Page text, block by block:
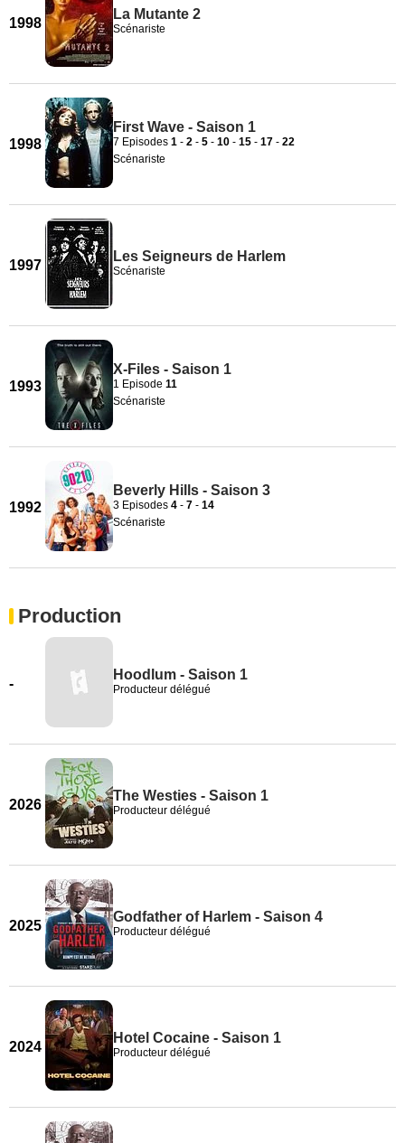
1998
La Mutante 2
Scénariste
1998
First Wave - Saison 1
7 Episodes 1 - 2 - 5 - 10 - 15 - 17 - 22
Scénariste
1997
Les Seigneurs de Harlem
Scénariste
1993
X-Files - Saison 1
1 Episode 11
Scénariste
1992
Beverly Hills - Saison 3
3 Episodes 4 - 7 - 14
Scénariste
Production
-
Hoodlum - Saison 1
Producteur délégué
2026
The Westies - Saison 1
Producteur délégué
2025
Godfather of Harlem - Saison 4
Producteur délégué
2024
Hotel Cocaine - Saison 1
Producteur délégué